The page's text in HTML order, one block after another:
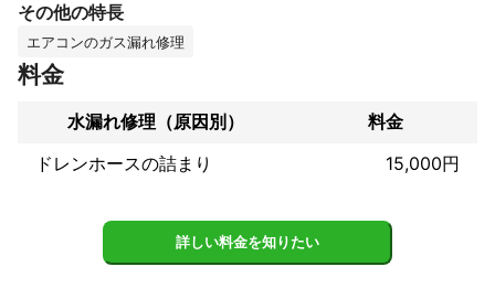
・配管修復工事（真空引きのみ）13,000円
・修理不可の場合　8,800円
※部品交換が必要な場合は別途お見積りとなります。
■当店の強み
・事前説明を徹底
その他の特長
エアコンのガス漏れ修理
料金
水漏れ修理（原因別）
料金
ドレンホースの詰まり
15,000円
詳しい料金を知りたい